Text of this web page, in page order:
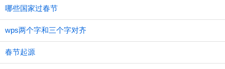
哪些国家过春节
wps两个字和三个字对齐
春节起源